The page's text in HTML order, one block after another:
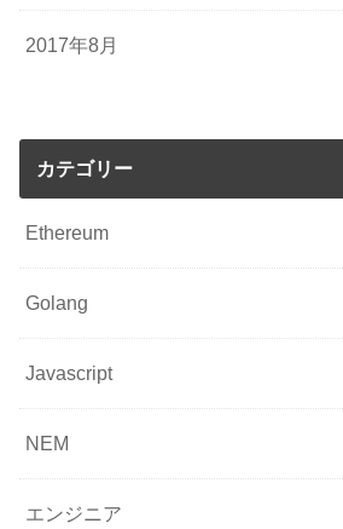
2017年8月
カテゴリー
Ethereum
Golang
Javascript
NEM
エンジニア